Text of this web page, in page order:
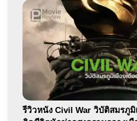
รีวิวหนัง Civil War วิบัติสมรภูมิ